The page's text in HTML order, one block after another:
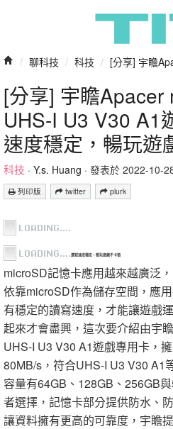
/ 聊科技 / 科技 / [分享] 宇瞻
[分享] 宇瞻Apacer
UHS-I U3 V30 A1
速度穩定，暢玩遊
科技 · Y.s. Huang · 發表於 2022-10-
列印版 twitter plurk
讀寫速度穩定，暢玩遊戲不卡頓
microSD記憶卡應用越來越廣泛
依靠microSD作為儲存空間，應
有穩定的讀寫速度，才能讓遊戲
起來才會盡興，這次要介紹由宇
UHS-I U3 V30 A1遊戲專用卡，
80MB/s，符合UHS-I U3 V30 A1
容量有64GB、128GB、256GB
者選擇，記憶卡部分提供防水、
讓資料擁有更高的可靠度，宇瞻